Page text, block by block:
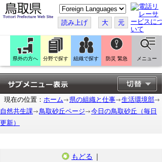
こ
の
ペ
ー
ジ
翻
訳
す
る
読み上げ 大 元
県外の方へ 分野で探す 組織で探す 防災 緊急 メニュー
現在の位置： ホーム 県の組織と仕事
生活環境部
自然共生課
鳥取砂丘ページ
今日の鳥取砂丘（毎日
更新）
もどる ｜